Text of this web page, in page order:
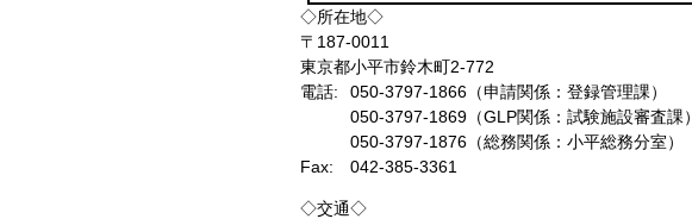
◇所在地◇
〒187-0011
東京都小平市鈴木町2-772
電話:
050-3797-1866（申請関係：登録管理課）
050-3797-1869（GLP関係：試験施設審査課）
050-3797-1876（総務関係：小平総務分室）
Fax:
042-385-3361
◇交通◇